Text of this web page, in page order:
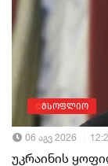
მსოფლიო
06 აგვ 2026
უკრაინის